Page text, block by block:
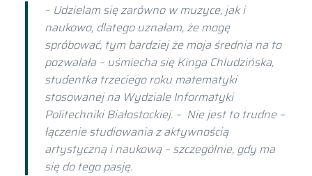
– Udzielam się zarówno w muzyce, jak i
naukowo, dlatego uznałam, że mogę
spróbować, tym bardziej że moja średnia na to
pozwalała – uśmiecha się Kinga Chludzińska,
studentka trzeciego roku matematyki
stosowanej na Wydziale Informatyki
Politechniki Białostockiej. – Nie jest to trudne –
łączenie studiowania z aktywnością
artystyczną i naukową – szczególnie, gdy ma
się do tego pasję.